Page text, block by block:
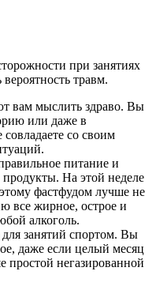
при занятиях
травм.
вам мыслить здраво. Вы
или даже в
со своим
питание и
На этой неделе
фастфудом лучше не
все жирное, острое и
алкоголь.
занятий спортом. Вы
даже если целый месяц
простой негазированной